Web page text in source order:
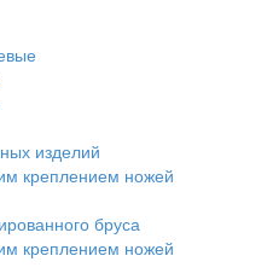
изделий
креплением ножей
бруса
креплением ножей